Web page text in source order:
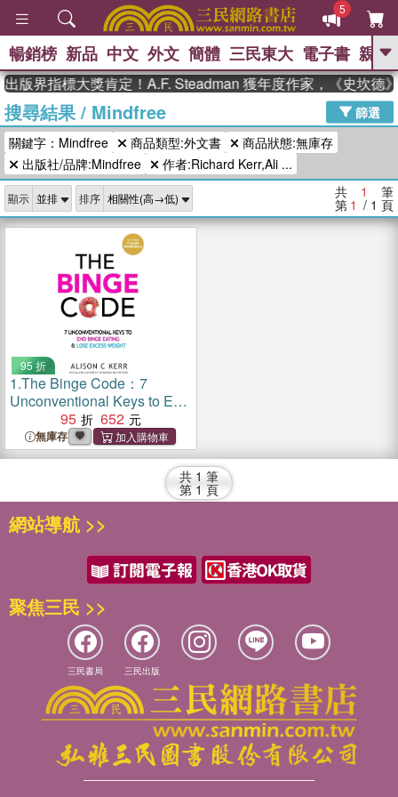
5
GO
The Odyssey 、
父親節 、 如果歷史是一群喵 、 暑期
推薦 、 國際布克獎 臺灣漫遊錄
念華 、 台灣的李登輝時代
孩：黎曼猜想 、 偉大的迷走神經
暢銷榜 新品 中文 外文 簡體 三民東大 電子書 親子
版界指標大獎肯定！A.F. Steadman 獲年度作家，《史坎德
搜尋結果/ Mindfree
篩選
關鍵字：Mindfree
商品類型:外文書
商品狀態:無庫存
出版社/品牌:Mindfree
作者:Richard Kerr,Ali ...
顯示 排序 共 1 筆
第 1 / 1 頁
95 折
1.The Binge Code：7
Unconventional Keys to End
Binge Eating & Lose Excess
Weight
95 652
無庫存
共 1 筆
第 1 頁
網站導航 >>
聚焦三民 >>
三民書局 三民出版